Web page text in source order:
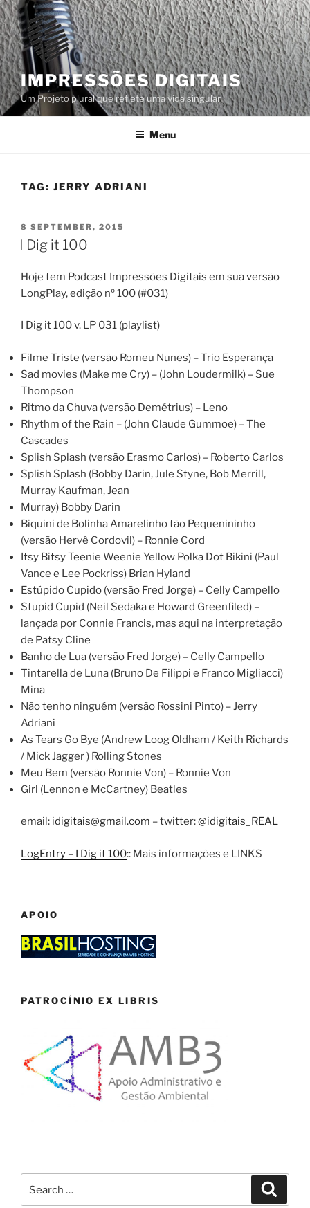
Skip
to
content
IMPRESSÕES DIGITAIS
Um Projeto plural que reflete uma vida singular
Menu
TAG: JERRY ADRIANI
POSTED
ON
8 SEPTEMBER, 2015
I Dig it 100
Hoje tem Podcast Impressões Digitais em sua versão
LongPlay, edição nº 100 (#031)
I Dig it 100 v. LP 031 (playlist)
Filme Triste (versão Romeu Nunes) – Trio Esperança
Sad movies (Make me Cry) – (John Loudermilk) – Sue
Thompson
Ritmo da Chuva (versão Demétrius) – Leno
Rhythm of the Rain – (John Claude Gummoe) – The
Cascades
Splish Splash (versão Erasmo Carlos) – Roberto Carlos
Splish Splash (Bobby Darin, Jule Styne, Bob Merrill,
Murray Kaufman, Jean
Murray) Bobby Darin
Biquini de Bolinha Amarelinho tão Pequenininho
(versão Hervê Cordovil) – Ronnie Cord
Itsy Bitsy Teenie Weenie Yellow Polka Dot Bikini (Paul
Vance e Lee Pockriss) Brian Hyland
Estúpido Cupido (versão Fred Jorge) – Celly Campello
Stupid Cupid (Neil Sedaka e Howard Greenfiled) –
lançada por Connie Francis, mas aqui na interpretação
de Patsy Cline
Banho de Lua (versão Fred Jorge) – Celly Campello
Tintarella de Luna (Bruno De Filippi e Franco Migliacci)
Mina
Não tenho ninguém (versão Rossini Pinto) – Jerry
Adriani
As Tears Go Bye (Andrew Loog Oldham / Keith Richards
/ Mick Jagger ) Rolling Stones
Meu Bem (versão Ronnie Von) – Ronnie Von
Girl (Lennon e McCartney) Beatles
email: idigitais@gmail.com – twitter:@idigitais_REAL
LogEntry – I Dig it 100:: Mais informações e LINKS
APOIO
PATROCÍNIO EX LIBRIS
for: